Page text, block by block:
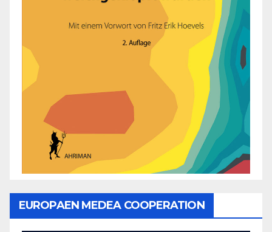
EUROPAEN MEDEA COOPERATION